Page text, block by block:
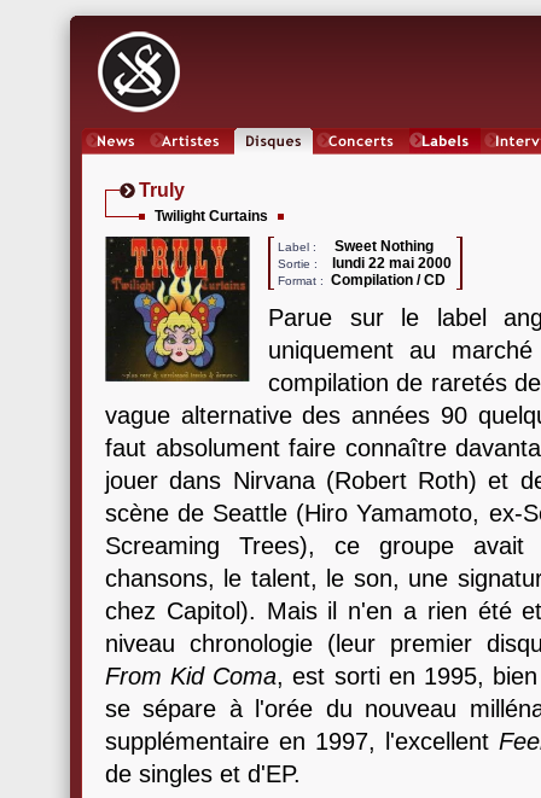
Truly
Twilight Curtains
Label : Sweet Nothing
Sortie : lundi 22 mai 2000
Format : Compilation / CD
Parue sur le label
uniquement au
compilation de raretés
vague alternative des années 90
faut absolument faire connaître
jouer dans Nirvana (Robert Roth) et
scène de Seattle (Hiro Yamamoto, ex-
Screaming Trees), ce groupe
chansons, le talent, le son, une
chez Capitol). Mais il n'en a rien été
niveau chronologie (leur premier
From Kid Coma, est sorti en 1995,
se sépare à l'orée du nouveau
supplémentaire en 1997, l'excellent
de singles et d'EP.